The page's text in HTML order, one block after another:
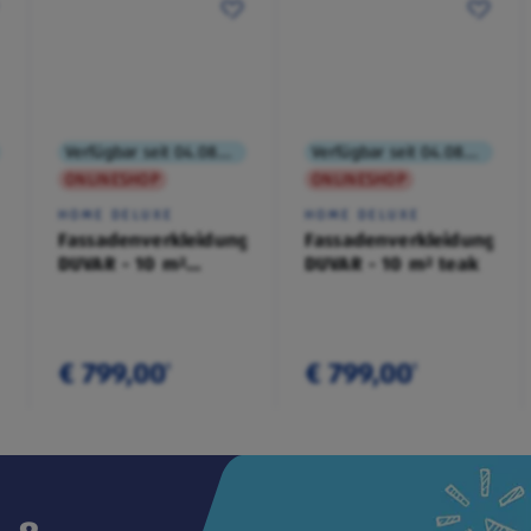
ONLINESHOP
HOME DELUXE
Fassadenverkleidung
DUVAR - 10 m²
€ 799,00¹
ONLINESHOP
HOME DELUXE
Fassadenverkleidung
DUVAR - 10 m² teak
€ 799,00¹